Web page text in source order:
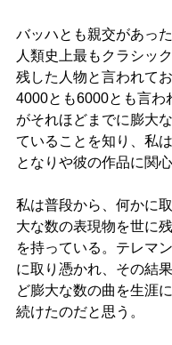
バッハとも親交があっ
人類史上最もクラシッ
残した人物と言われて
4000とも6000とも言わ
がそれほどまでに膨大
ていることを知り、私
となりや彼の作品に関
私は普段から、何かに
大な数の表現物を世に
を持っている。テレマ
に取り憑かれ、その結
ど膨大な数の曲を生涯
続けたのだと思う。